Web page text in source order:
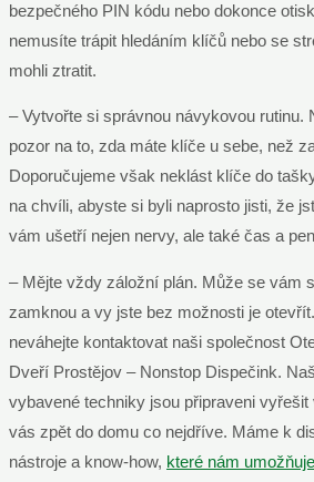
bezpečného PIN kódu nebo dokonce
nemusíte trápit hledáním klíčů nebo se
mohli ztratit.
– Vytvořte si správnou návykovou rutinu.
pozor na to, zda máte klíče u sebe, než
Doporučujeme však neklást klíče do
na chvíli, abyste si byli naprosto jisti, že
vám ušetří nejen nervy, ale také čas a
– Mějte vždy záložní plán. Může se vám
zamknou a vy jste bez možnosti je
neváhejte kontaktovat naši společnost
Dveří Prostějov – Nonstop Dispečink.
vybavené techniky jsou připraveni
vás zpět do domu co nejdříve. Máme k
nástroje a know-how, které nám